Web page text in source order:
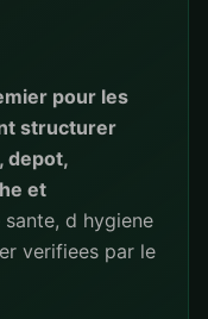
pour les
structurer
depot,
et
d hygiene
verifiees par le